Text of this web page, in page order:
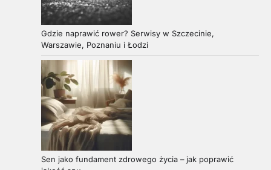
Gdzie naprawić rower? Serwisy w Szczecinie,
Warszawie, Poznaniu i Łodzi
Sen jako fundament zdrowego życia – jak poprawić